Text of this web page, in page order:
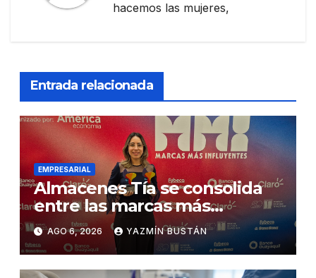
hacemos las mujeres,
Entrada relacionada
EMPRESARIAL
Almacenes Tía se consolida
entre las marcas más
influyentes del Ecuador
AGO 6, 2026 YAZMÍN BUSTÁN